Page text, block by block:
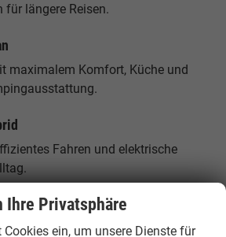
längere Reisen.
maximalem Komfort, Küche und
Fahren und elektrische
sowohl Camper als auch
Ihre Privatsphäre
Cookies ein, um unsere Dienste für